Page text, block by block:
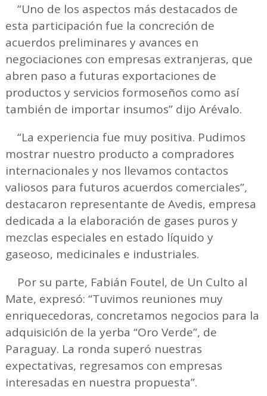
“Uno de los aspectos más destacados de
esta participación fue la concreción de
acuerdos preliminares y avances en
negociaciones con empresas extranjeras, que
abren paso a futuras exportaciones de
productos y servicios formoseños como así
también de importar insumos” dijo Arévalo.
“La experiencia fue muy positiva. Pudimos
mostrar nuestro producto a compradores
internacionales y nos llevamos contactos
valiosos para futuros acuerdos comerciales”,
destacaron representante de Avedis, empresa
dedicada a la elaboración de gases puros y
mezclas especiales en estado líquido y
gaseoso, medicinales e industriales.
Por su parte, Fabián Foutel, de Un Culto al
Mate, expresó: “Tuvimos reuniones muy
enriquecedoras, concretamos negocios para la
adquisición de la yerba “Oro Verde”, de
Paraguay. La ronda superó nuestras
expectativas, regresamos con empresas
interesadas en nuestra propuesta”.